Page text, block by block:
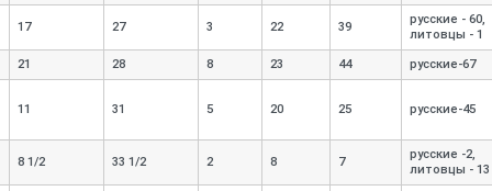
17 27 3 22 39
русские - 60,
литовцы - 1
21 28 8 23 44 русские-67
11 31 5 20 25 русские-45
8 1/2 33 1/2 2 8 7
русские -2,
литовцы - 13